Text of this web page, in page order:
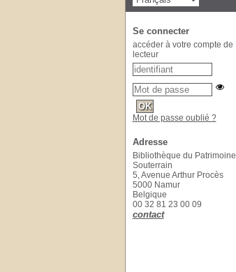
Se connecter
accéder à votre compte de
lecteur
Mot de passe oublié ?
Adresse
Bibliothèque du Patrimoine
Souterrain
5, Avenue Arthur Procès
5000 Namur
Belgique
00 32 81 23 00 09
contact